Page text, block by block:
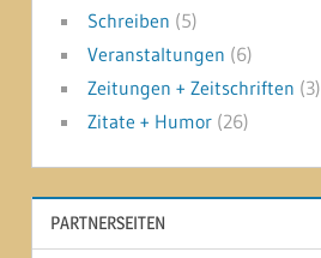
Schreiben (5)
Veranstaltungen (6)
Zeitungen + Zeitschriften (3)
Zitate + Humor(26)
PARTNERSEITEN